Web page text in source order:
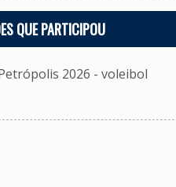
QUE PARTICIPOU
2026 - voleibol